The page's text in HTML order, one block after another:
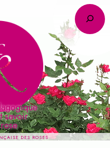
savoir
DES ROSES